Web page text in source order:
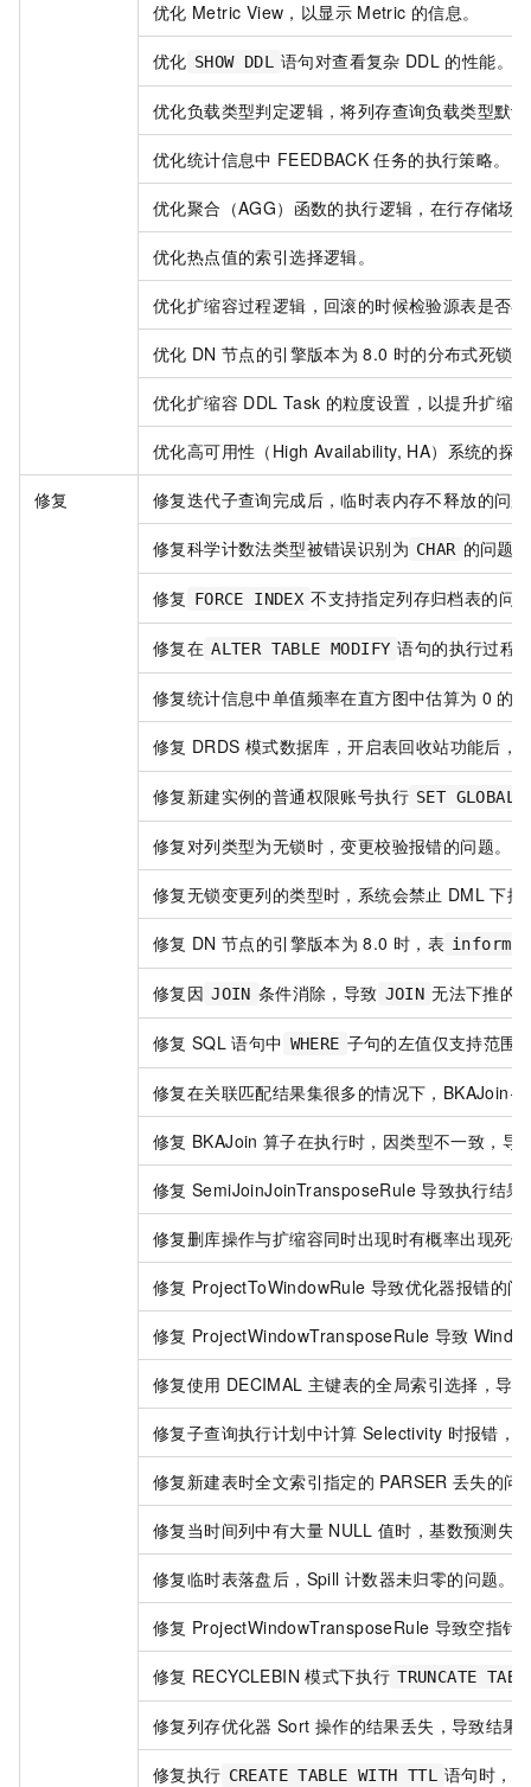
优化 Metric View，以显示 Metric 的信息。
优化 SHOW DDL 语句对查看复杂 DDL 的性能。
优化负载类型判定逻辑，将列存查询负载类型默
优化统计信息中 FEEDBACK 任务的执行策略。
优化聚合（AGG）函数的执行逻辑，在行存储场
优化热点值的索引选择逻辑。
优化扩缩容过程逻辑，回滚的时候检验源表是否
优化 DN 节点的引擎版本为 8.0 时的分布式死锁
优化扩缩容 DDL Task 的粒度设置，以提升扩缩
优化高可用性（High Availability, HA）系统的探
修复 修复迭代子查询完成后，临时表内存不释放的问
修复科学计数法类型被错误识别为 CHAR 的问题。
修复 FORCE INDEX 不支持指定列存归档表的问
修复在 ALTER TABLE MODIFY 语句的执行过程
修复统计信息中单值频率在直方图中估算为 0 的
修复 DRDS 模式数据库，开启表回收站功能后，
修复新建实例的普通权限账号执行 SET GLOBAL
修复对列类型为无锁时，变更校验报错的问题。
修复无锁变更列的类型时，系统会禁止 DML 下推
修复 DN 节点的引擎版本为 8.0 时，表
修复因 JOIN 条件消除，导致 JOIN 无法下推的
修复 SQL 语句中 WHERE 子句的左值仅支持范围
修复在关联匹配结果集很多的情况下，
修复 BKAJoin 算子在执行时，因类型不一致，导
修复 SemiJoinJoinTransposeRule 导致执行结果
修复删库操作与扩缩容同时出现时有概率出现死
修复 ProjectToWindowRule 导致优化器报错的问
修复 ProjectWindowTransposeRule 导致
修复使用 DECIMAL 主键表的全局索引选择，导致
修复子查询执行计划中计算 Selectivity 时报错，
修复新建表时全文索引指定的 PARSER 丢失的问
修复当时间列中有大量 NULL 值时，基数预测失
修复临时表落盘后，Spill 计数器未归零的问题。
修复 ProjectWindowTransposeRule 导致空指针
修复 RECYCLEBIN 模式下执行 TRUNCATE
修复列存优化器 Sort 操作的结果丢失，导致结果
修复执行 CREATE TABLE WITH TTL 语句时，